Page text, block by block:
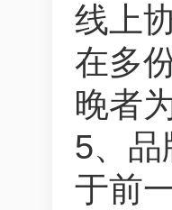
线上
在多
晚者
5、品
于前